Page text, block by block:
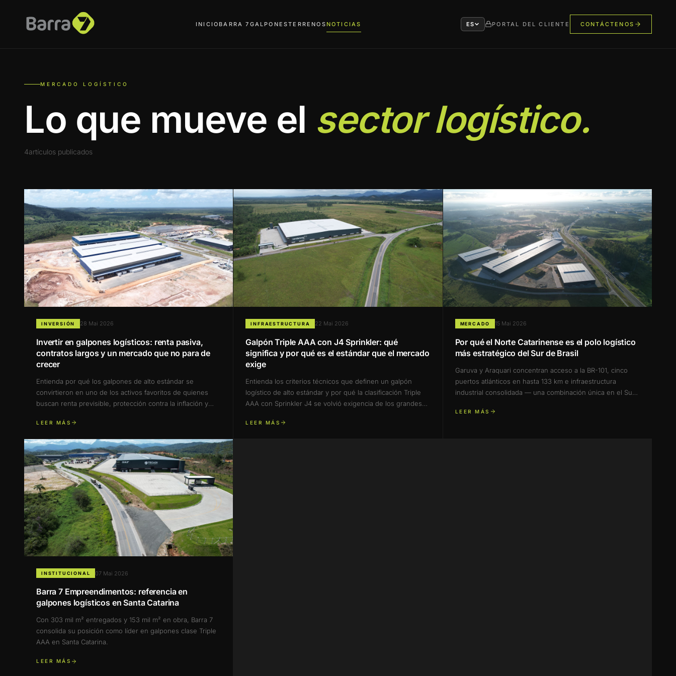
INICIO BARRA 7 GALPONESTERRENOS NOTICIAS ES PORTAL DEL CLIENTE CONTÁCTENOS
MERCADO LOGÍSTICO
Lo que mueve el sector logístico.
4artículos publicados
INVERSIÓN 28 Mai 2026
Invertir en galpones logísticos: renta pasiva,
contratos largos y un mercado que no para de
crecer
Entienda por qué los galpones de alto estándar se
convirtieron en uno de los activos favoritos de quienes
buscan renta previsible, protección contra la inflación y
mercado a los inversores.
LEER MÁS
INFRAESTRUCTURA 22 Mai 2026
Galpón Triple AAA con J4 Sprinkler: qué
significa y por qué es el estándar que el mercado
exige
Entienda los criterios técnicos que definen un galpón
logístico de alto estándar y por qué la clasificación Triple
AAA con Sprinkler J4 se volvió exigencia de los grandes
LEER MÁS
MERCADO 15 Mai 2026
Por qué el Norte Catarinense es el polo logístico
más estratégico del Sur de Brasil
Garuva y Araquari concentran acceso a la BR-101, cinco
puertos atlánticos en hasta 133 km e infraestructura
industrial consolidada — una combinación única en el Sur
LEER MÁS
INSTITUCIONAL 07 Mai 2026
Barra 7 Empreendimentos: referencia en
galpones logísticos en Santa Catarina
Con 303 mil m² entregados y 153 mil m² en obra, Barra 7
consolida su posición como líder en galpones clase Triple
AAA en Santa Catarina.
LEER MÁS